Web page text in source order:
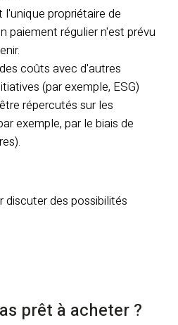
propriétaire de
paiement régulier n'est prévu
coûts avec d'autres
(par exemple, ESG)
répercutés sur les
exemple, par le biais de
discuter des possibilités
prêt à acheter ?